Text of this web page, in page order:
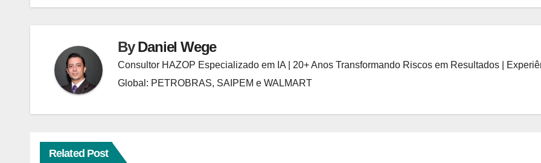
ByDaniel Wege
Consultor HAZOP Especializado em IA | 20+ Anos Transformando Riscos em Resultados |
Global: PETROBRAS, SAIPEM e WALMART
Related Post